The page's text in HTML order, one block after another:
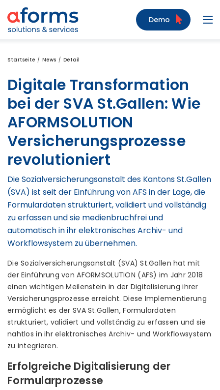
Zum Inhalt
Zum Menü
Zur Suche
Demo
Startseite News Detail
Digitale Transformation
bei der SVA St.Gallen: Wie
AFORMSOLUTION
Versicherungsprozesse
revolutioniert
Die Sozialversicherungsanstalt des Kantons St.Gallen
(SVA) ist seit der Einführung von AFS in der Lage, die
Formulardaten strukturiert, validiert und vollständig
zu erfassen und sie medienbruchfrei und
automatisch in ihr elektronisches Archiv- und
Workflowsystem zu übernehmen.
Die Sozialversicherungsanstalt (SVA) St.Gallen hat mit
der Einführung von AFORMSOLUTION (AFS) im Jahr 2018
einen wichtigen Meilenstein in der Digitalisierung ihrer
Versicherungsprozesse erreicht. Diese Implementierung
ermöglicht es der SVA St.Gallen, Formulardaten
strukturiert, validiert und vollständig zu erfassen und sie
nahtlos in ihr elektronisches Archiv- und Workflowsystem
zu integrieren.
Erfolgreiche Digitalisierung der
Formularprozesse